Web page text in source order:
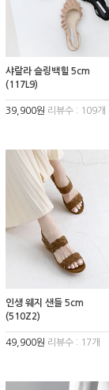
샤랄라 슬링백힐 5cm
(117L9)
39,900원 리뷰수 : 109개
인생 웨지 샌들 5cm
(510Z2)
49,900원 리뷰수 : 17개